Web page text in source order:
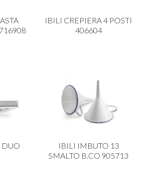
IBILI CREPIERA 4 POSTI
406604
DUO
IBILI IMBUTO 13
SMALTO B.CO 905713